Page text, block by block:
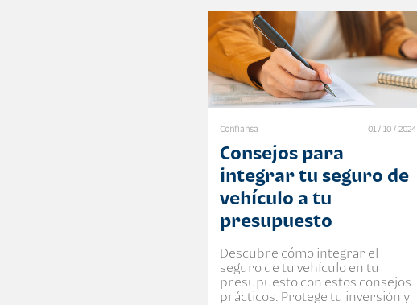
Confiansa 01 / 10 / 2024
Consejos para
integrar tu seguro de
vehículo a tu
presupuesto
Descubre cómo integrar el
seguro de tu vehículo en tu
presupuesto con estos consejos
prácticos. Protege tu inversión y